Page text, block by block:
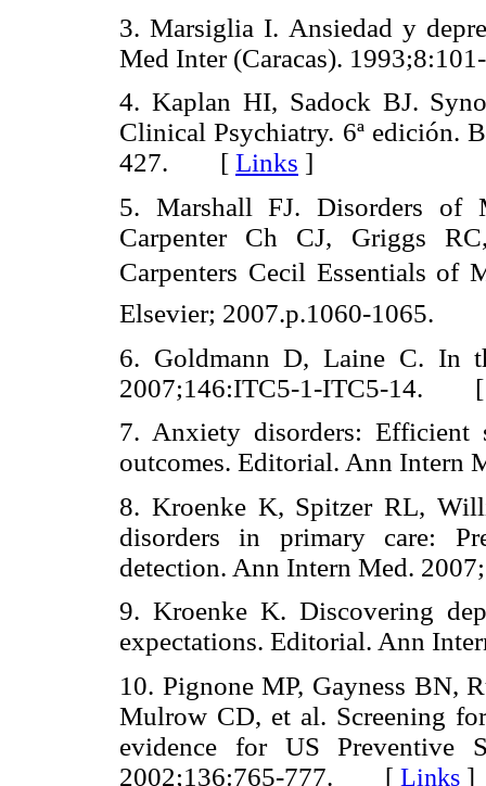
3. Marsiglia I. Ansiedad y
Med Inter (Caracas).
4. Kaplan HI, Sadock BJ.
Clinical Psychiatry. 6ª edición.
427. [ Links ]
5. Marshall FJ. Disorders
Carpenter Ch CJ, Griggs
Carpenters Cecil Essentials of
Elsevier; 2007.p.1060-
6. Goldmann D, Laine C. In
2007;146:ITC5-1-ITC5-14.
7. Anxiety disorders:
outcomes. Editorial. Ann Intern
8. Kroenke K, Spitzer RL,
disorders in primary care:
detection. Ann Intern Med.
9. Kroenke K. Discovering
expectations. Editorial. Ann
10. Pignone MP, Gayness BN,
Mulrow CD, et al. Screening
evidence for US Preventive
2002;136:765-777. [ Links ]